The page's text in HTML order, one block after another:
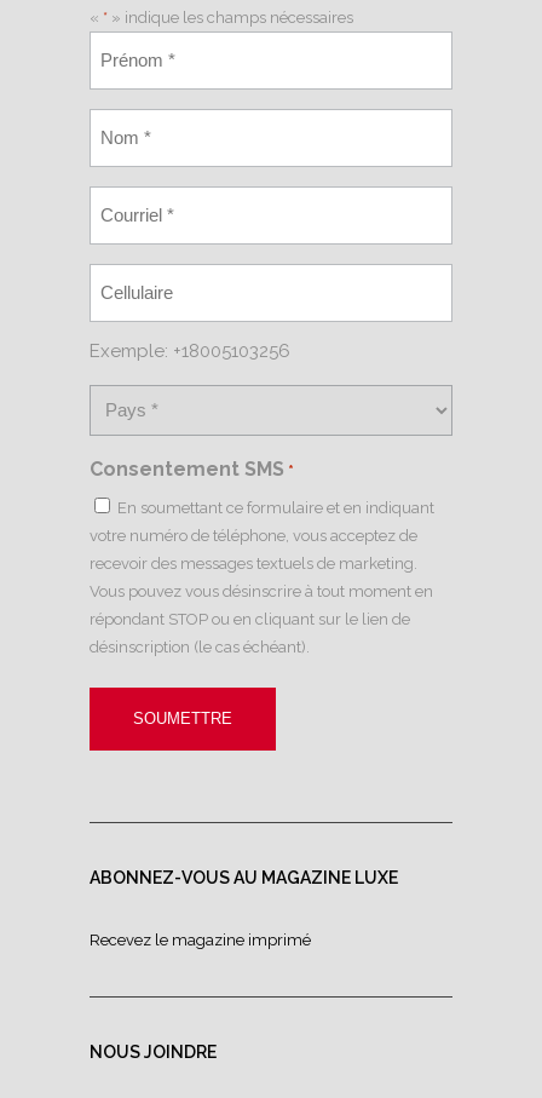
« * » indique les champs nécessaires
Exemple: +18005103256
Consentement SMS *
En soumettant ce formulaire et en indiquant
votre numéro de téléphone, vous acceptez de
recevoir des messages textuels de marketing.
Vous pouvez vous désinscrire à tout moment en
répondant STOP ou en cliquant sur le lien de
désinscription (le cas échéant).
ABONNEZ-VOUS AU MAGAZINE LUXE
Recevez le magazine imprimé
NOUS JOINDRE